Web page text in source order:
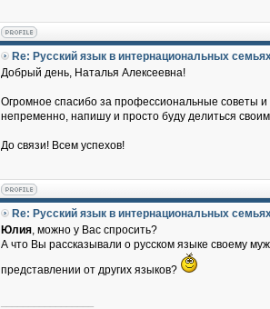
Re: Русский язык в интернациональных
Добрый день, Наталья Алексеевна!
Огромное спасибо за профессиональные советы
непременно, напишу и просто буду делиться
До связи! Всем успехов!
Re: Русский язык в интернациональных
Юлия, можно у Вас спросить?
А что Вы рассказывали о русском языке своему
представлении от других языков?